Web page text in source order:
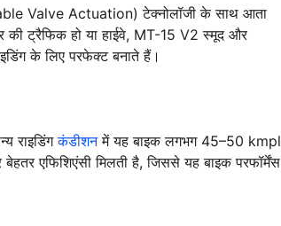
Valve Actuation) टेक्नोलॉजी के साथ आता
ट्रैफिक हो या हाईवे, MT-15 V2 स्मूद और
के लिए परफेक्ट बनाते हैं।
राइडिंगकंडीशनमें यह बाइक लगभग 45–50 kmpl
एफिशिएंसी मिलती है, जिससे यह बाइक परफॉर्मेंस